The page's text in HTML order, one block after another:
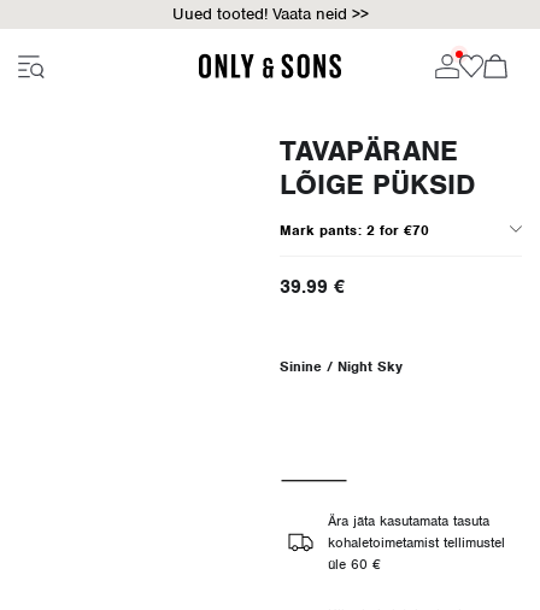
Uued tooted! Vaata neid >>
TAVAPÄRANE
LÕIGE PÜKSID
Mark pants: 2 for €70
39.99 €
Sinine / Night Sky
Ära jäta kasutamata tasuta
kohaletoimetamist tellimustel
üle 60 €